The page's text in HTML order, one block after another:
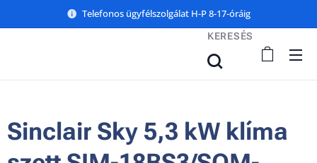
Telefonos ügyfélszolgálat H-P 8-17-óráig
KERESÉS
Sinclair Sky 5,3 kW klíma